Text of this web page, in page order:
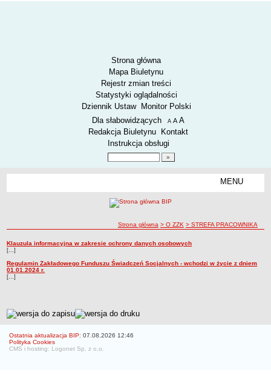
Strona główna
Mapa Biuletynu
Rejestr zmian treści
Statystyki oglądalności
Dziennik Ustaw
Monitor Polski
Menu dodatkowe
Dla słabowidzących A pomniejsz czcionkę
A standardowy rozmiar czcionki
A
Redakcja Biuletynu
Kontakt
Instrukcja obsługi
MENU
SPOSÓB PRZYJMOWANIA I ZAŁATWIANIA SPRAW
RODO.
O ZZK
Kierownictwo Zarządu Zasobu Komunalnego
Deklaracja dostępności
ścieżka nawigacji
Strona główna > O ZZK > STREFA PRACOWNIKA
STREFA PRACOWNIKA
STREFA PRACOWNIKA
Klauzula informacyjna w zakresie ochrony danych osobowych
[...]
Regulamin Zakładowego Funduszu Świadczeń Socjalnych - wchodzi w życie z dniem
01.01.2024 r.
[...]
metryczka
Ostatnia aktualizacja BIP: 07.08.2026 12:46
Polityka Cookies
CMS i hosting: Logonet Sp. z o.o.